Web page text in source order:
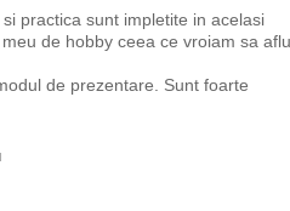
practica sunt impletite in acelasi
de hobby ceea ce vroiam sa
de prezentare. Sunt foarte